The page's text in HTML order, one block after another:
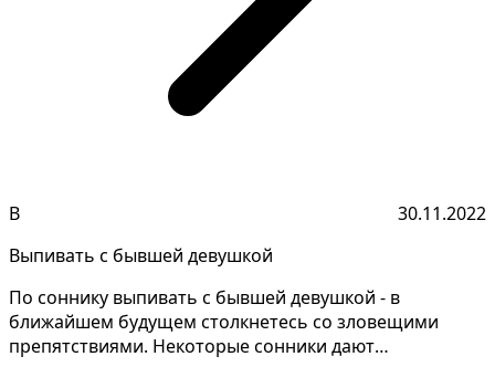
В
30.11.2022
Выпивать с бывшей девушкой
По соннику выпивать с бывшей девушкой - в
ближайшем будущем столкнетесь со зловещими
препятствиями. Некоторые сонники дают